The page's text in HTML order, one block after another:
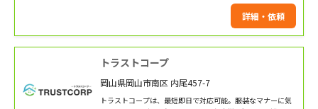
詳細・依頼
トラストコープ
岡山県岡山市南区 内尾457-7
トラストコープは、最短即日で対応可能。服装なマナーに気